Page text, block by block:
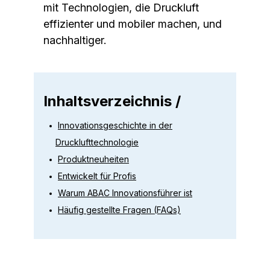
mit Technologien, die Druckluft
effizienter und mobiler machen, und
nachhaltiger.
Inhaltsverzeichnis /
Innovationsgeschichte in der
Drucklufttechnologie
Produktneuheiten
Entwickelt für Profis
Warum ABAC Innovationsführer ist
Häufig gestellte Fragen (FAQs)